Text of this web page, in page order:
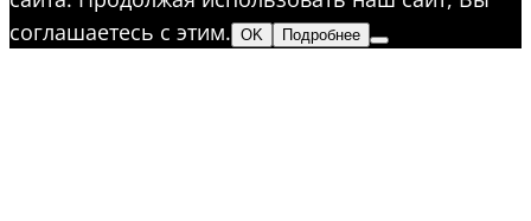
соглашаетесь с этим. OK Подробнее